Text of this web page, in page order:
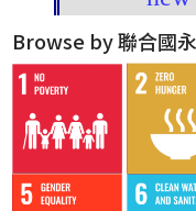
Browse by 聯合國